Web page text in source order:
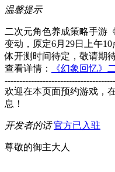
温馨提示
二次元角色养成策略手游
变动，原定6月29日上午
体开测时间待定，敬请期
查看详情：
《幻象回忆》
欢迎在本页面预约游戏，
息！
开发者的话 官方已入驻
尊敬的御主大人